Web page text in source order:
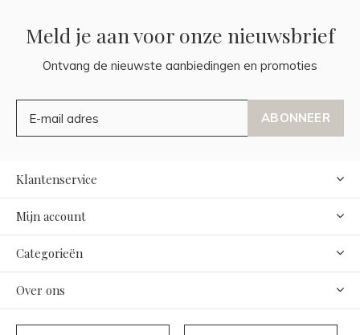
Meld je aan voor onze nieuwsbrief
Ontvang de nieuwste aanbiedingen en promoties
ABONNEER
Klantenservice
Mijn account
Categorieën
Over ons